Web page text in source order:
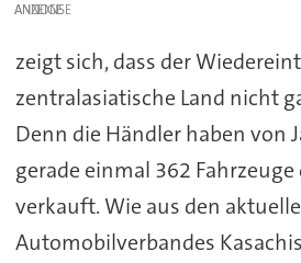
ANZEIGE
zeigt sich, dass der
zentralasiatische Land nicht
Denn die Händler haben von
gerade einmal 362 Fahrzeuge
verkauft. Wie aus den
Automobilverbandes